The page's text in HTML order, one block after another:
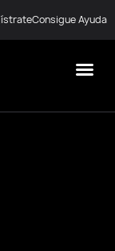
Consigue Ayuda